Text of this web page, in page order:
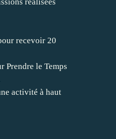
recevoir 20
Prendre le Temps
activité à haut